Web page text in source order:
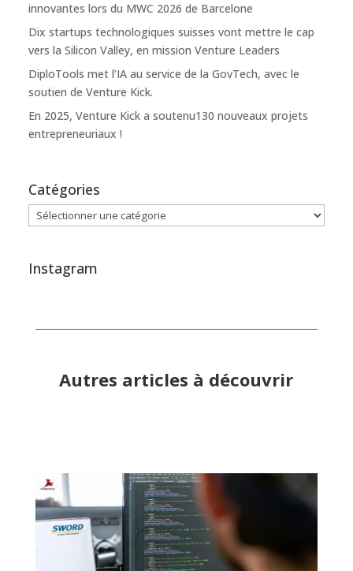
innovantes lors du MWC 2026 de Barcelone
Dix startups technologiques suisses vont mettre le cap
vers la Silicon Valley, en mission Venture Leaders
DiploTools met l’IA au service de la GovTech, avec le
soutien de Venture Kick.
En 2025, Venture Kick a soutenu130 nouveaux projets
entrepreneuriaux !
Catégories
Catégories
Instagram
Autres articles à découvrir